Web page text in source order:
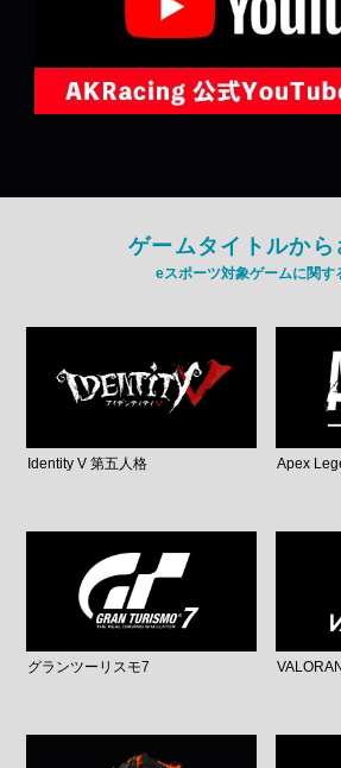
ゲームタイトルから
eスポーツ対象ゲームに関す
Identity V 第五人格 Apex
グランツーリスモ7